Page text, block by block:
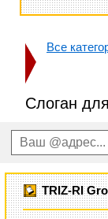
Все
Слоган
TRIZ-RI